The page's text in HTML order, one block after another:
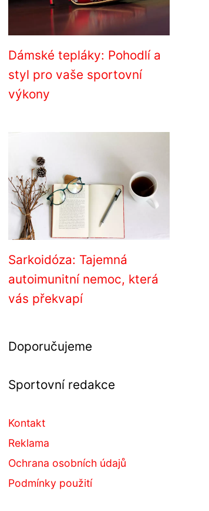
Dámské tepláky: Pohodlí a
styl pro vaše sportovní
výkony
Sarkoidóza: Tajemná
autoimunitní nemoc, která
vás překvapí
Doporučujeme
Sportovní redakce
Kontakt
Reklama
Ochrana osobních údajů
Podmínky použití